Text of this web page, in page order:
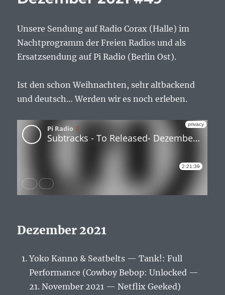
Unsere Sendung auf Radio Corax (Halle) im
Nachtprogramm der Freien Radios und als
Ersatzsendung auf Pi Radio (Berlin Ost).
Ist den schon Weihnachten, sehr altbackend
und deutsch… Werden wir es noch erleben.
Dezember 2021
Yoko Kanno & Seatbelts — Tank!: Full
Performance (Cowboy Bebop: Unlocked —
21. November 2021 — Netflix Geeked)